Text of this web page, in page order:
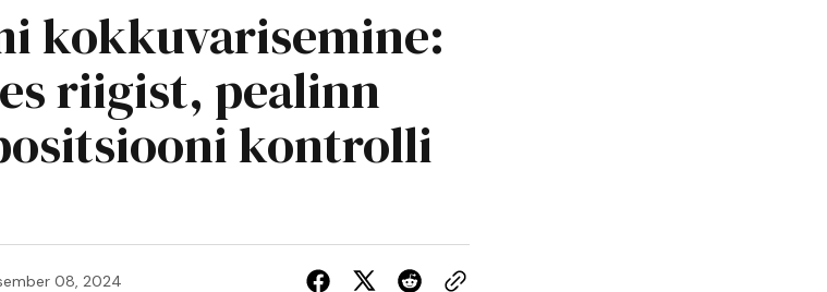
kokkuvarisemine:
riigist, pealinn
kontrolli
08, 2024